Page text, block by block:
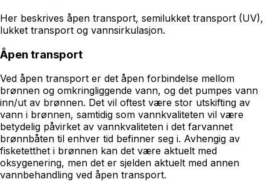
Her beskrives åpen transport, semilukket transport (UV),
lukket transport og vannsirkulasjon.
Åpen transport
Ved åpen transport er det åpen forbindelse mellom
brønnen og omkringliggende vann, og det pumpes vann
inn/ut av brønnen. Det vil oftest være stor utskifting av
vann i brønnen, samtidig som vannkvaliteten vil være
betydelig påvirket av vannkvaliteten i det farvannet
brønnbåten til enhver tid befinner seg i. Avhengig av
fisketetthet i brønnen kan det være aktuelt med
oksygenering, men det er sjelden aktuelt med annen
vannbehandling ved åpen transport.